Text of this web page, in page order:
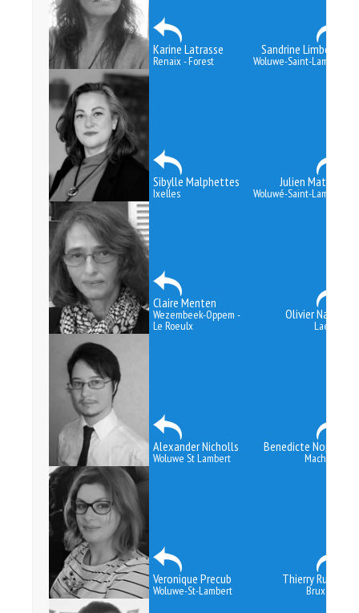
Karine Latrasse
Renaix - Forest
Sandrine Limbourg
Woluwe-Saint-Lambert
Sibylle Malphettes
Ixelles
Julien Mathieu
Woluwé-Saint-Lambert
Claire Menten
Wezembeek-Oppem -
Le Roeulx
Olivier Nanga
Laeken
Alexander Nicholls
Woluwe St Lambert
Benedicte Nopere
Machelen
Veronique Precub
Woluwe-St-Lambert
Thierry Ruelle
Bruxelles